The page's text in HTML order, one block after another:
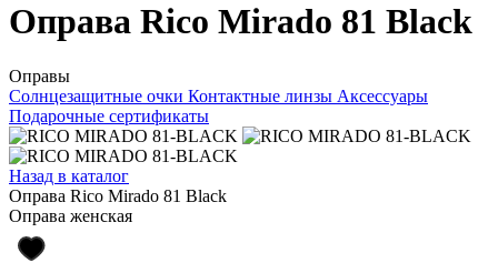
Оправа Rico Mirado 81 Black
Оправы
Солнцезащитные очки Контактные линзы Аксессуары
Подарочные сертификаты
Назад в каталог
Оправа Rico Mirado 81 Black
Оправа женская